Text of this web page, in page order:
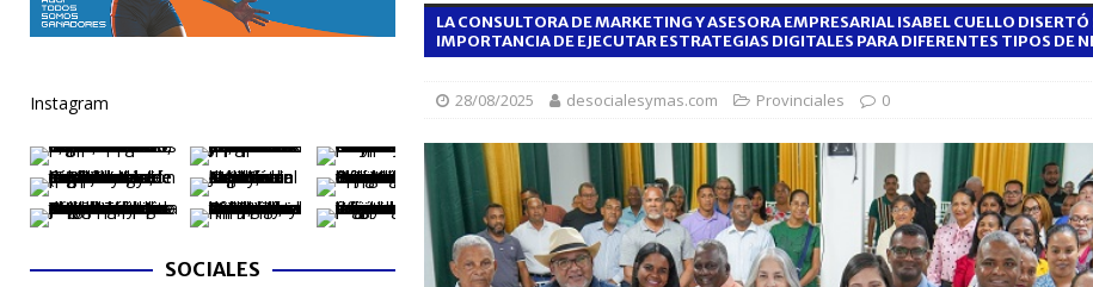
NACIONALES
Amistad 2026 llevará atención médica gratuita y capacitación sanitaria a La Vega
SALUD
[ 04/08/2026 ] Migración somete a la justicia a hombre acusado de agredir agentes durante operativo en Hato Mayor
NACIONALES
[ 04/08/2026 ]
Derecho de autor alcanza cifra récord con más de 34 mil obras registradas por la ONDA en el primer
semestre de 2026
NACIONALES
LA CONSULTORA DE MARKETING Y ASESORA EMPRESARIAL ISABEL CUELLO DISERTÓ
IMPORTANCIA DE EJECUTAR ESTRATEGIAS DIGITALES PARA DIFERENTES TIPOS DE
28/08/2025 desocialesymas.com Provinciales 0
Instagram
SOCIALES